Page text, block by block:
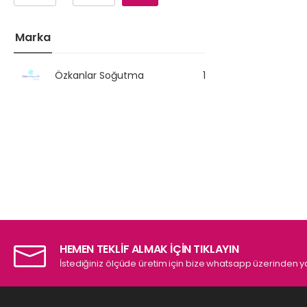
Marka
Özkanlar Soğutma 1
HEMEN TEKLİF ALMAK İÇİN TIKLAYIN
İstediğiniz ölçüde üretim için bize whatsapp üzerinden